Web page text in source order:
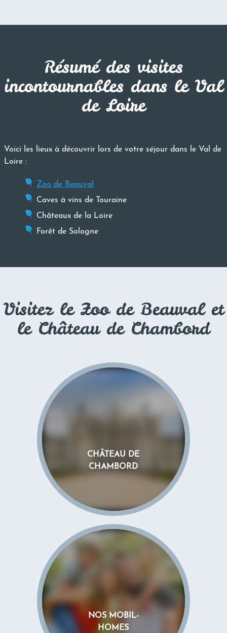
Résumé des visites
incontournables dans le Val
de Loire
Voici les lieux à découvrir lors de votre séjour dans le Val de
Loire :
Zoo de Beauval
Caves à vins de Touraine
Châteaux de la Loire
Forêt de Sologne
Visitez le Zoo de Beauval et
le Château de Chambord
CHÂTEAU DE
CHAMBORD
NOS MOBIL-
HOMES